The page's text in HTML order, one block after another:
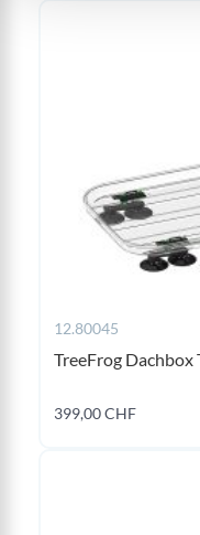
12.80045
TreeFrog Dachbox
399,00 CHF